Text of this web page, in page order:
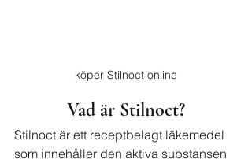
köper Stilnoct online
Vad är Stilnoct?
Stilnoct är ett receptbelagt läkemedel
som innehåller den aktiva substansen